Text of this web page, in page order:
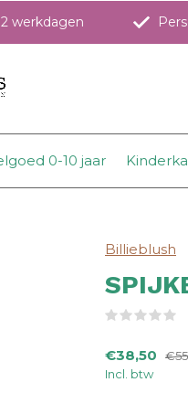
0-10 jaar
werkdagen
Billieblush
€38,50
Incl. btw